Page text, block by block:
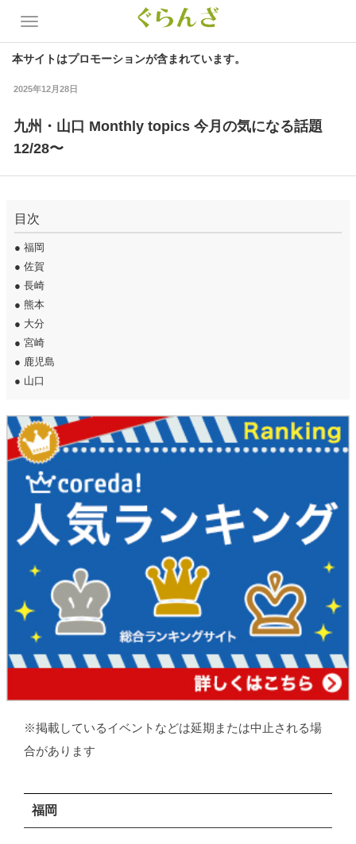
本サイトはプロモーションが含まれています。
2025年12月28日
九州・山口 Monthly topics 今月の気になる話題
12/28〜
目次
● 福岡
● 佐賀
● 長崎
● 熊本
● 大分
● 宮崎
● 鹿児島
● 山口
※掲載しているイベントなどは延期または中止される場
合があります
福岡